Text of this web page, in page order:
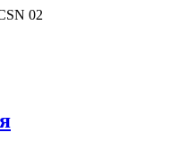
02